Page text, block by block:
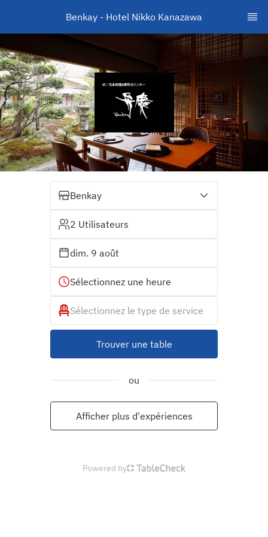
Benkay - Hotel Nikko Kanazawa
Benkay
2 Utilisateurs
dim. 9 août
Sélectionnez une heure
Sélectionnez le type de service
Trouver une table
ou
Afficher plus d'expériences
Powered by